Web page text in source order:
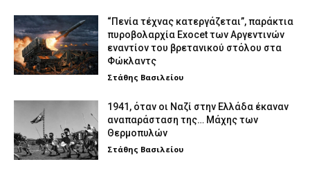
“Πενία τέχνας κατεργάζεται”, παράκτια
πυροβολαρχία Exocet των Αργεντινών
εναντίον του βρετανικού στόλου στα
Φώκλαντς
Στάθης Βασιλείου
1941, όταν οι Ναζί στην Ελλάδα έκαναν
αναπαράσταση της… Μάχης των
Θερμοπυλών
Στάθης Βασιλείου